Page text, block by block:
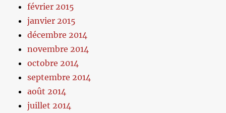
février 2015
janvier 2015
décembre 2014
novembre 2014
octobre 2014
septembre 2014
août 2014
juillet 2014